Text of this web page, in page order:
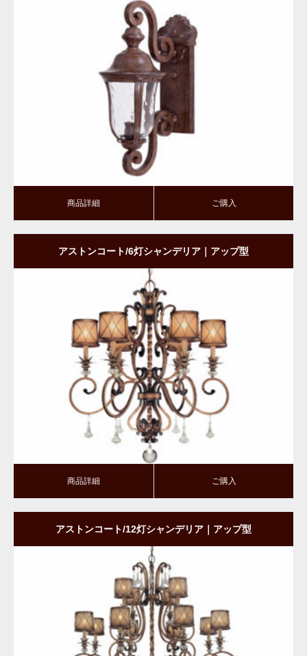
ご購入
商品詳細 ご購入
アストンコート/6灯シャンデリア｜アップ型
商品詳細 ご購入
商品詳細 ご購入
アストンコート/12灯シャンデリア｜アップ型
商品詳細 ご購入